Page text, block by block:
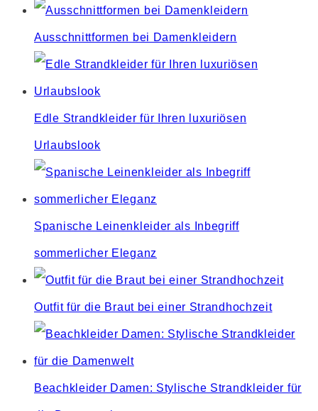
Ausschnittformen bei Damenkleidern
Edle Strandkleider für Ihren luxuriösen
Urlaubslook
Spanische Leinenkleider als Inbegriff
sommerlicher Eleganz
Outfit für die Braut bei einer Strandhochzeit
Beachkleider Damen: Stylische Strandkleider für